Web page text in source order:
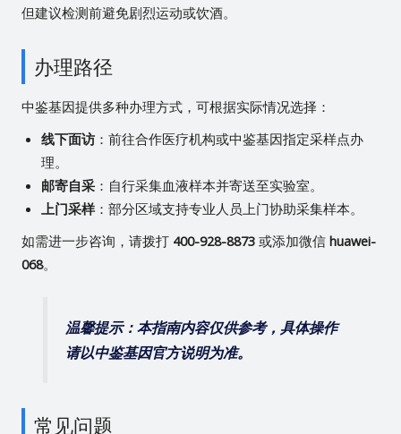
但建议检测前避免剧烈运动或饮酒。
办理路径
中鉴基因提供多种办理方式，可根据实际情况选择：
线下面访：前往合作医疗机构或中鉴基因指定采样点办
理。
邮寄自采：自行采集血液样本并寄送至实验室。
上门采样：部分区域支持专业人员上门协助采集样本。
如需进一步咨询，请拨打 400-928-8873或添加微信 huawei-
068。
温馨提示：本指南内容仅供参考，具体操作
请以中鉴基因官方说明为准。
常见问题